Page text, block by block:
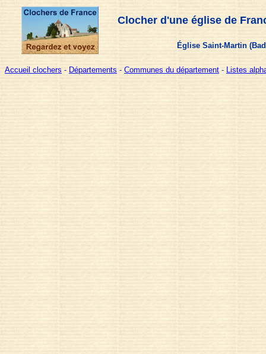
Clocher d'une église de
Église Saint-Martin
Accueil clochers - Départements - Communes du département - Listes